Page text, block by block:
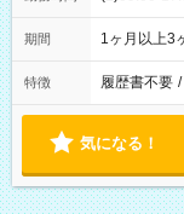
期間 1ヶ月以上3
特徴 履歴書不要 /
気になる！